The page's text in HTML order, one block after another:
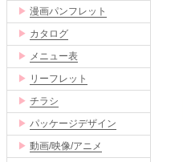
▶ 漫画パンフレット
▶ カタログ
▶ メニュー表
▶
リーフレット
▶ チラシ
▶ パッケージデザイン
▶ 動画/映像/アニメ